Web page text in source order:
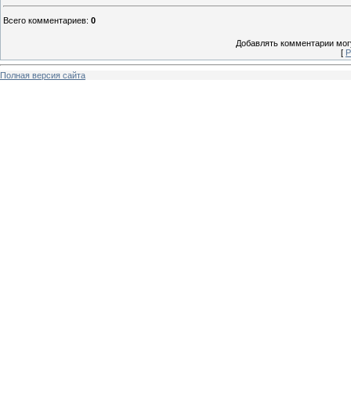
Всего комментариев: 0
Добавлять комментарии
[
Полная версия сайта